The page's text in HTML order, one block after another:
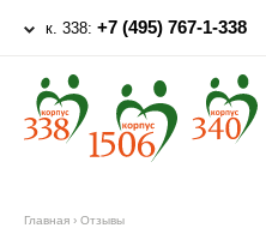
к. 338: +7 (495) 767-1-338
Главная › Отзывы